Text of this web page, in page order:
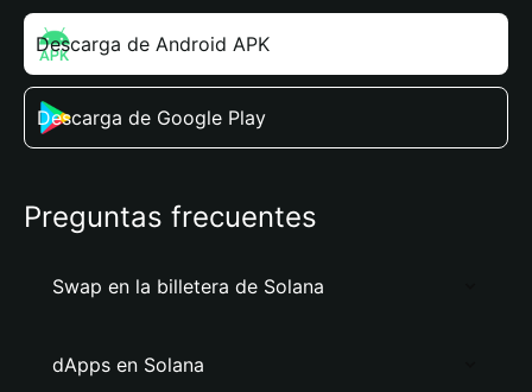
Descarga de Android APK
Descarga de Google Play
Preguntas frecuentes
Swap en la billetera de Solana
dApps en Solana